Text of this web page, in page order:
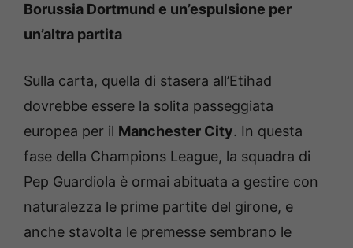
Borussia Dortmund e un’espulsione per
un’altra partita
Sulla carta, quella di stasera all’Etihad
dovrebbe essere la solita passeggiata
europea per il Manchester City. In questa
fase della Champions League, la squadra di
Pep Guardiola è ormai abituata a gestire con
naturalezza le prime partite del girone, e
anche stavolta le premesse sembrano le